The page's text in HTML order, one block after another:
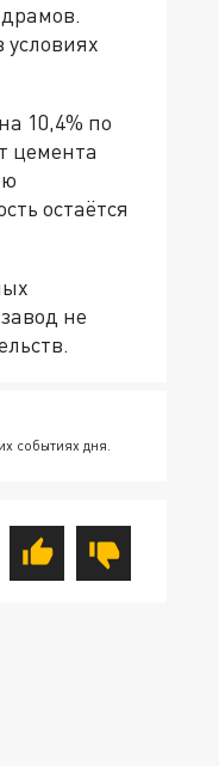
10,4% по
цемента
остаётся
не
событиях дня.